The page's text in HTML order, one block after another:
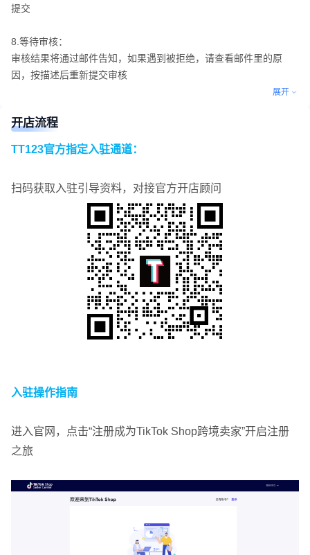
提交​
8.等待审核：​
审核结果将通过邮件告知，如果遇到被拒绝，请查看邮件里的原
因，按描述后重新提交审核​
展开
开店流程
TT123官方指定入驻通道：
扫码获取入驻引导资料，对接官方开店顾问
入驻操作指南
进入官网，点击“注册成为TikTok Shop跨境卖家”开启注册
之旅